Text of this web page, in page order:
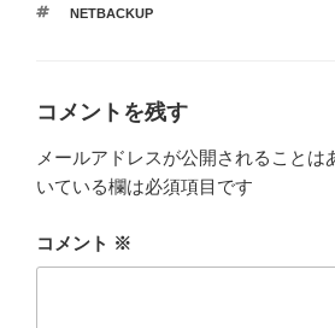
ゴ
タ
NETBACKUP
コメントを残す
メールアドレスが公開されることは
いている欄は必須項目です
コメント ※